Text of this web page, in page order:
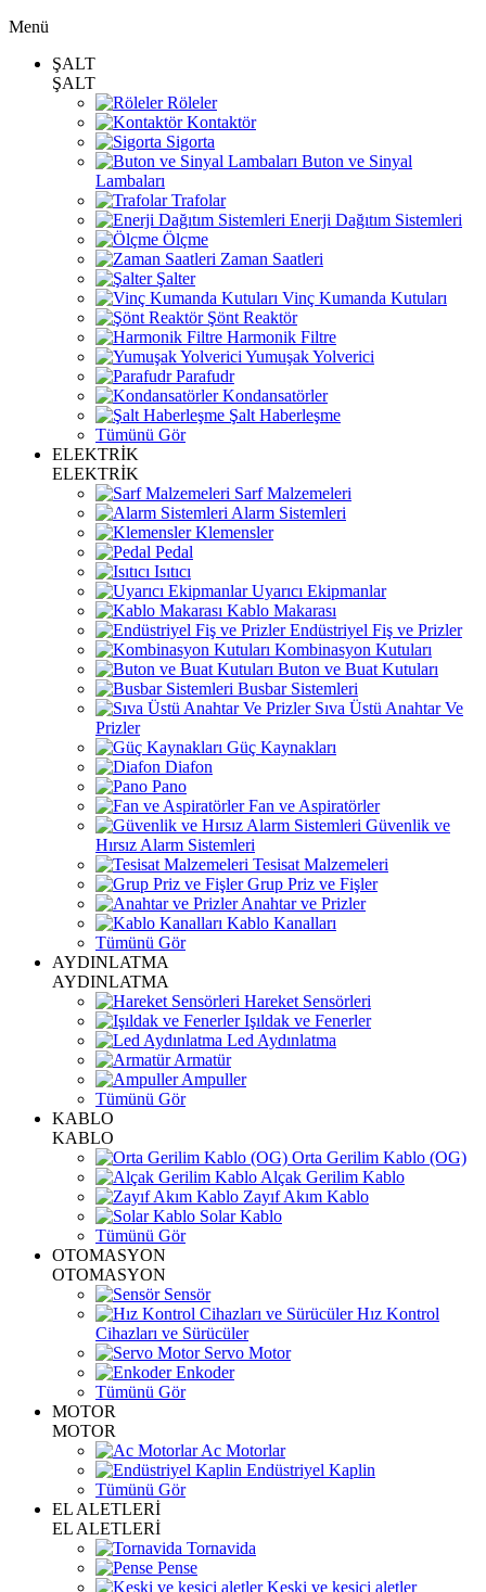
Menü
ŞALT
ŞALT
Röleler
Kontaktör
Sigorta
Buton ve Sinyal
Lambaları
Trafolar
Enerji Dağıtım Sistemleri
Ölçme
Zaman Saatleri
Şalter
Vinç Kumanda Kutuları
Şönt Reaktör
Harmonik Filtre
Yumuşak Yolverici
Parafudr
Kondansatörler
Şalt Haberleşme
Tümünü Gör
ELEKTRİK
ELEKTRİK
Sarf Malzemeleri
Alarm Sistemleri
Klemensler
Pedal
Isıtıcı
Uyarıcı Ekipmanlar
Kablo Makarası
Endüstriyel Fiş ve Prizler
Kombinasyon Kutuları
Buton ve Buat Kutuları
Busbar Sistemleri
Sıva Üstü Anahtar Ve
Prizler
Güç Kaynakları
Diafon
Pano
Fan ve Aspiratörler
Güvenlik ve
Hırsız Alarm Sistemleri
Tesisat Malzemeleri
Grup Priz ve Fişler
Anahtar ve Prizler
Kablo Kanalları
Tümünü Gör
AYDINLATMA
AYDINLATMA
Hareket Sensörleri
Işıldak ve Fenerler
Led Aydınlatma
Armatür
Ampuller
Tümünü Gör
KABLO
KABLO
Orta Gerilim Kablo (OG)
Alçak Gerilim Kablo
Zayıf Akım Kablo
Solar Kablo
Tümünü Gör
OTOMASYON
OTOMASYON
Sensör
Hız Kontrol
Cihazları ve Sürücüler
Servo Motor
Enkoder
Tümünü Gör
MOTOR
MOTOR
Ac Motorlar
Endüstriyel Kaplin
Tümünü Gör
EL ALETLERİ
EL ALETLERİ
Tornavida
Pense
Keski ve kesici aletler